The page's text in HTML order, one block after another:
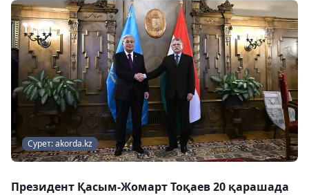
Сурет: akorda.kz
Президент Қасым-Жомарт Тоқаев 20 қарашада